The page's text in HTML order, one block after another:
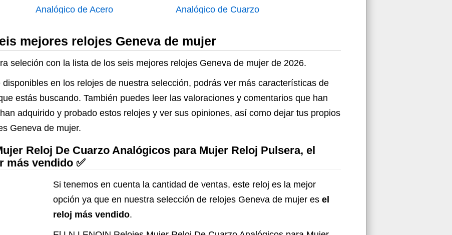
Analógico de Acero
Plateado
Analógico de Cuarzo
Banda de Malla de
Ultra Delgado
Pulsera Informal de
Moda Premium para
Damas y Niñas
mejores relojes Geneva de mujer
seleción con la lista de los seis mejores relojes Geneva de mujer de 2026.
en los relojes de nuestra selección, podrás ver más características de
estás buscando. También puedes leer las valoraciones y comentarios que han
adquirido y probado estos relojes y ver sus opiniones, así como dejar tus propios
Geneva de mujer.
Reloj De Cuarzo Analógicos para Mujer Reloj Pulsera, el
más vendido ✅
Si tenemos en cuenta la cantidad de ventas, este reloj es la mejor
opción ya que en nuestra selección de relojes Geneva de mujer es el
reloj más vendido.